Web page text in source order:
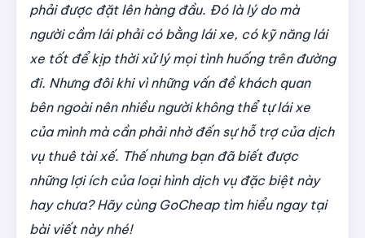
phải được đặt lên hàng đầu. Đó là lý do mà
người cầm lái phải có bằng lái xe, có kỹ năng lái
xe tốt để kịp thời xử lý mọi tình huống trên đường
đi. Nhưng đôi khi vì những vấn đề khách quan
bên ngoài nên nhiều người không thể tự lái xe
của mình mà cần phải nhờ đến sự hỗ trợ của dịch
vụ thuê tài xế. Thế nhưng bạn đã biết được
những lợi ích của loại hình dịch vụ đặc biệt này
hay chưa? Hãy cùng GoCheap tìm hiểu ngay tại
bài viết này nhé!